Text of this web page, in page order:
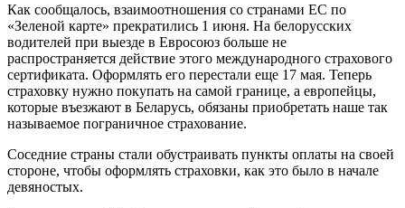
Как сообщалось, взаимоотношения со странами ЕС по
«Зеленой карте» прекратились 1 июня. На белорусских
водителей при выезде в Евросоюз больше не
распространяется действие этого международного страхового
сертификата. Оформлять его перестали еще 17 мая. Теперь
страховку нужно покупать на самой границе, а европейцы,
которые въезжают в Беларусь, обязаны приобретать наше так
называемое пограничное страхование.
Соседние страны стали обустраивать пункты оплаты на своей
стороне, чтобы оформлять страховки, как это было в начале
девяностых.